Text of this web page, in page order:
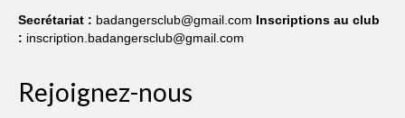
Secrétariat : badangersclub@gmail.com Inscriptions au club
: inscription.badangersclub@gmail.com
Rejoignez-nous